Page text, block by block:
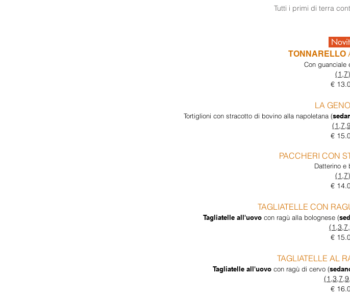
Tutti i primi di terra
TONNARELLO
Con guanciale
(1,7)
€
LA
Tortiglioni con stracotto di bovino alla napoletana (
€
PACCHERI CON
Datterino e
(1,7)
€
TAGLIATELLE CON
Tagliatelle all'uovocon ragù alla bolognese (
€
TAGLIATELLE AL
Tagliatelle all'uovocon ragù di cervo (
€